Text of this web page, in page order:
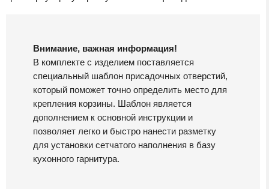
Внимание, важная информация!
В комплекте с изделием поставляется
специальный шаблон присадочных отверстий,
который поможет точно определить место для
крепления корзины. Шаблон является
дополнением к основной инструкции и
позволяет легко и быстро нанести разметку
для установки сетчатого наполнения в базу
кухонного гарнитура.